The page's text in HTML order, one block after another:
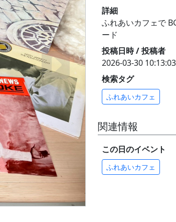
詳細
ふれあいカフェで
ード
投稿日時 / 投稿者
2026-03-30
検索タグ
ふれあいカフェ
関連情報
この日のイベント
ふれあいカフェ